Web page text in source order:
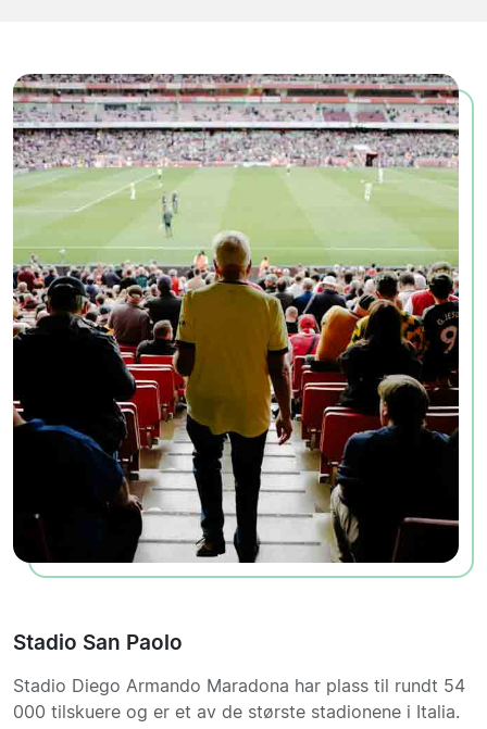
Stadio San Paolo
Stadio Diego Armando Maradona har plass til rundt 54
000 tilskuere og er et av de største stadionene i Italia.